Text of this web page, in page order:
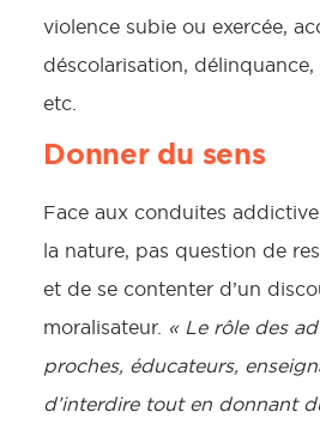
violence subie ou exercée,
déscolarisation,
etc.
Donner du sens
Face aux conduites
la nature, pas question de
et de se contenter d’un
moralisateur. « Le rôle des
proches, éducateurs,
d’interdire tout en donnant